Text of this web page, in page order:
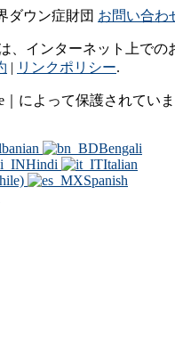
ダウン症財団 お問い合わ
、インターネット上で
| リンクポリシー.
｜によって保護されてい
Bengali
Hindi
Italian
Spanish